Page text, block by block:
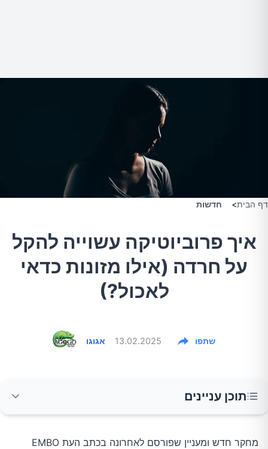
דף הבית> חדשות
איך פרוביוטיקה עשוייה להקל
על חרדה (אילו מזונות כדאי
לאכול?)
אגוגו 13.02.2025 שתפו
תוכן עניינים
הקשר בין המעיים למוח
מחקר חדש ומעניין שפורסם לאחרונה בכתב העת EMBO